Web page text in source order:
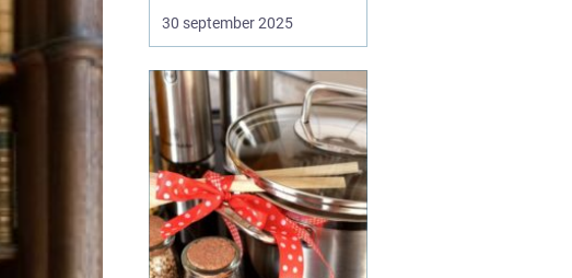
mærke til dem i
dagligdagen eller ej. Fra
gentagelserne i blade og
blomster er de små
detaljer en evig kilde til
inspiration. N&arin...
30 september 2025